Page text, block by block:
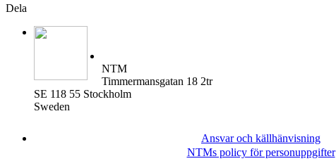
Dela
NTM
Timmermansgatan 18 2tr
SE 118 55 Stockholm
Sweden
Ansvar och källhänvisning
NTMs policy för personuppgifter